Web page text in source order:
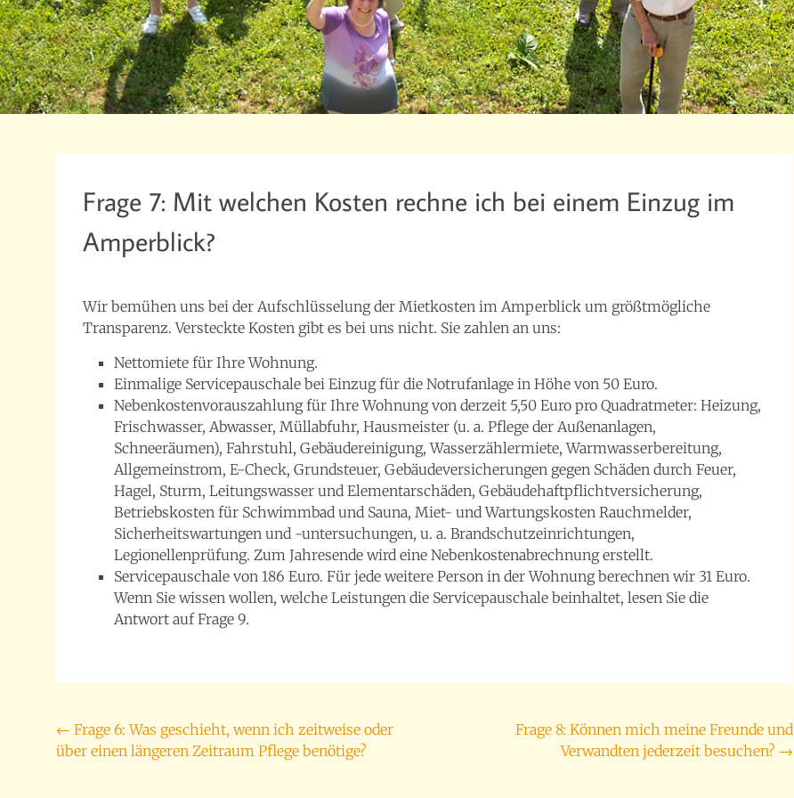
Frage 7: Mit welchen Kosten rechne ich bei einem Einzug im
Amperblick?
Wir bemühen uns bei der Aufschlüsselung der Mietkosten im Amperblick um größtmögliche
Transparenz. Versteckte Kosten gibt es bei uns nicht. Sie zahlen an uns:
Nettomiete für Ihre Wohnung.
Einmalige Servicepauschale bei Einzug für die Notrufanlage in Höhe von 50 Euro.
Nebenkostenvorauszahlung für Ihre Wohnung von derzeit 5,50 Euro pro Quadratmeter: Heizung,
Frischwasser, Abwasser, Müllabfuhr, Hausmeister (u. a. Pflege der Außenanlagen,
Schneeräumen), Fahrstuhl, Gebäudereinigung, Wasserzählermiete, Warmwasserbereitung,
Allgemeinstrom, E-Check, Grundsteuer, Gebäudeversicherungen gegen Schäden durch Feuer,
Hagel, Sturm, Leitungswasser und Elementarschäden, Gebäudehaftpflichtversicherung,
Betriebskosten für Schwimmbad und Sauna, Miet- und Wartungskosten Rauchmelder,
Sicherheitswartungen und -untersuchungen, u. a. Brandschutzeinrichtungen,
Legionellenprüfung. Zum Jahresende wird eine Nebenkostenabrechnung erstellt.
Servicepauschale von 186 Euro. Für jede weitere Person in der Wohnung berechnen wir 31 Euro.
Wenn Sie wissen wollen, welche Leistungen die Servicepauschale beinhaltet, lesen Sie die
Antwort auf Frage 9.
Beitragsnavigation
← Frage 6: Was geschieht, wenn ich zeitweise oder
über einen längeren Zeitraum Pflege benötige?
Frage 8: Können mich meine Freunde und
Verwandten jederzeit besuchen? →